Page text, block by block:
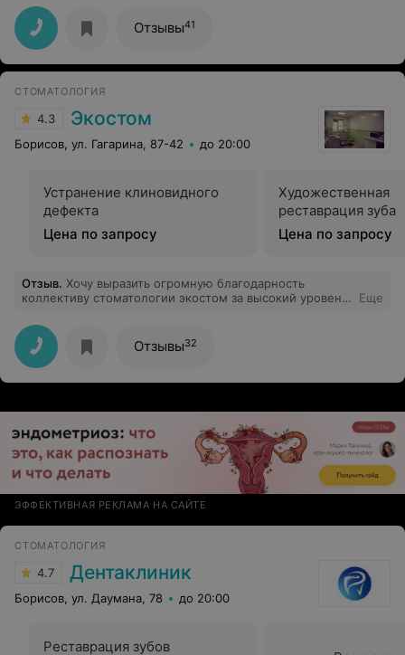
чего не страшно. Очень рекомендую Особенно тем
кто очень бриться зубного врача, у него хороший
подход к работе.С ним легко, не страшно. Ну, просто
очень хороший врач.Спасибо,ему огромное, за его
труд. Вы мне очень помогли. И медсестра с ним в паре
поддержать, вот без неё наверное было, бы трудно.
На, неё смотришь и кажется все хорошо и не страшно.
Спасибо, Вам огромное.
Отзывы41
СТОМАТОЛОГИЯ
4.3 Экостом
Борисов, ул. Гагарина, 87-42 до 20:00
Устранение клиновидного
дефекта
Цена по запросу
Художественная
реставрация зуба
Цена по запросу
Отзыв. Хочу выразить огромную благодарность
коллективу стоматологии экостом за высокий уровень
пациентам. Особенно хотела бы отметить врача
Сталицыну А.Е. внимательная, чуткая , профессионал!
Всем успехов, процветания, крепкого здоровья и
благодарных клиентов. Шкороденок Т.П.
Еще
Отзывы32
ЭФФЕКТИВНАЯ РЕКЛАМА НА САЙТЕ
СТОМАТОЛОГИЯ
4.7 Дентаклиник
Борисов, ул. Даумана, 78 до 20:00
Реставрация зубов